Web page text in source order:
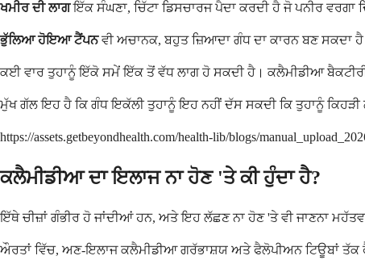
ਖਮੀਰ ਦੀ ਲਾਗਇੱਕ ਸੰਘਣਾ, ਚਿੱਟਾ ਡਿਸਚਾਰਜ ਪੈਦਾ ਕਰਦੀ ਹੈ ਜੋ ਪਨੀਰ
ਭੁੱਲਿਆ ਹੋਇਆ ਟੈਂਪਨਵੀ ਅਚਾਨਕ, ਬਹੁਤ ਜ਼ਿਆਦਾ ਗੰਧ ਦਾ ਕਾਰਨ ਬਣ ਸਕਦਾ
ਕਈ ਵਾਰ ਤੁਹਾਨੂੰ ਇੱਕੋ ਸਮੇਂ ਇੱਕ ਤੋਂ ਵੱਧ ਲਾਗ ਹੋ ਸਕਦੀ ਹੈ। ਕਲੈਮੀਡੀਆ
ਮੁੱਖ ਗੱਲ ਇਹ ਹੈ ਕਿ ਗੰਧ ਇਕੱਲੀ ਤੁਹਾਨੂੰ ਇਹ ਨਹੀਂ ਦੱਸ ਸਕਦੀ ਕਿ ਤੁਹਾਨੂੰ ਕਿਹੜੀ
https://assets.getbeyondhealth.com/health-lib/blogs/
ਕਲੈਮੀਡੀਆ ਦਾ ਇਲਾਜ ਨਾ ਹੋਣ 'ਤੇ ਕੀ ਹੁੰਦਾ ਹੈ?
ਇੱਥੇ ਚੀਜ਼ਾਂ ਗੰਭੀਰ ਹੋ ਜਾਂਦੀਆਂ ਹਨ, ਅਤੇ ਇਹ ਲੱਛਣ ਨਾ ਹੋਣ 'ਤੇ ਵੀ ਜਾਣਨਾ
ਔਰਤਾਂ ਵਿੱਚ, ਅਣ-ਇਲਾਜ ਕਲੈਮੀਡੀਆ ਗਰੱਭਾਸ਼ਯ ਅਤੇ ਫੈਲੋਪੀਅਨ ਟਿਊਬਾਂ ਤੱਕ